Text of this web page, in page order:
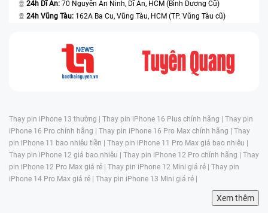
24h Dĩ An: 70 Nguyễn An Ninh, Dĩ An, HCM (Bình Dương Cũ)
24h Vũng Tàu: 162A Ba Cu, Vũng Tàu, HCM (TP. Vũng Tàu cũ)
Thay pin iPhone 13 thường | Thay pin iPhone 16 Plus chính hãng | Thay pin
iPhone 16 Pro chính hãng | Thay pin iPhone 16 Pro Max chính hãng | Thay
pin iPhone 11 bao nhiêu tiền | Thay pin iPhone 11 Pro Max giá bao nhiêu |
Thay pin iPhone 12 giá bao nhiêu | Thay pin iPhone 12 Pro chính hãng | Thay
pin iPhone 12 Pro Max giá rẻ | Thay pin iPhone 12 Mini giá rẻ | Thay pin
iPhone 14 Pro Max giá rẻ | Thay pin iPhone 13 Mini giá rẻ |
Xem thêm